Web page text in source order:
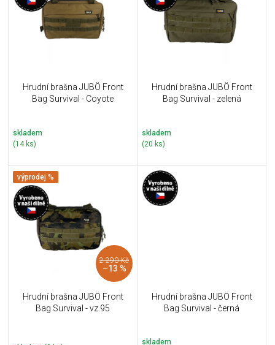
Hrudní brašna JUBÖ Front
Bag Survival - Coyote
skladem
(14 ks)
Hrudní brašna JUBÖ Front
Bag Survival - zelená
skladem
(20 ks)
výprodej %
2 290 Kč
–13 %
Hrudní brašna JUBÖ Front
Bag Survival - vz.95
Hrudní brašna JUBÖ Front
Bag Survival - černá
skladem